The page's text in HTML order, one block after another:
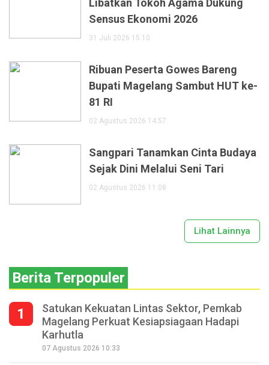
Libatkan Tokoh Agama Dukung
Sensus Ekonomi 2026
31 Juli 2026 15:10
Ribuan Peserta Gowes Bareng
Bupati Magelang Sambut HUT ke-
81 RI
02 Agustus 2026 14:57
Sangpari Tanamkan Cinta Budaya
Sejak Dini Melalui Seni Tari
02 Agustus 2026 11:08
Lihat Lainnya
Berita Terpopuler
1
Satukan Kekuatan Lintas Sektor, Pemkab
Magelang Perkuat Kesiapsiagaan Hadapi
Karhutla
07 Agustus 2026 10:33